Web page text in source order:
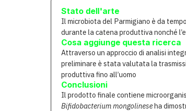
Stato dell'arte
Il microbiota del Parmigiano è da
durante la catena produttiva nonché
Cosa aggiunge questa ricerca
Attraverso un approccio di analisi
preliminare è stata valutata la
produttiva fino all’uomo
Conclusioni
Il prodotto finale contiene
Bifidobacterium mongolineseha